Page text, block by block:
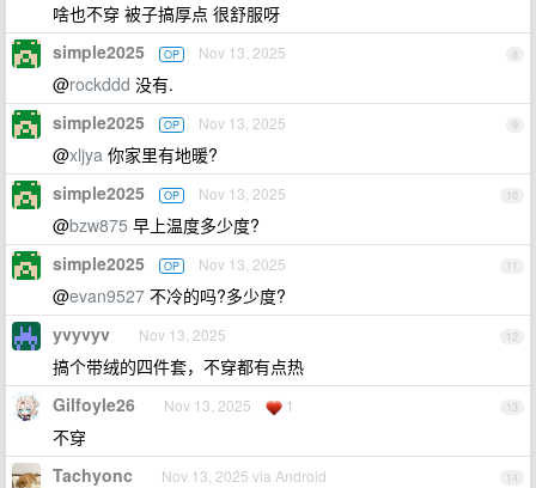
啥也不穿 被子搞厚点 很舒服呀
8
simple2025 OP Nov 13, 2025
@rockddd 没有.
9
simple2025 OP Nov 13, 2025
@xljya 你家里有地暖?
10
simple2025 OP Nov 13, 2025
@bzw875 早上温度多少度?
11
simple2025 OP Nov 13, 2025
@evan9527 不冷的吗?多少度?
12
yvyvyv Nov 13, 2025
搞个带绒的四件套，不穿都有点热
13
Gilfoyle26 Nov 13, 2025 1
不穿
14
Tachyonc Nov 13, 2025 via Android